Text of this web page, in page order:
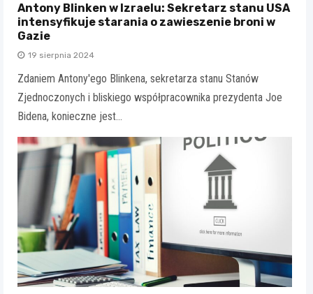
Antony Blinken w Izraelu: Sekretarz stanu USA
intensyfikuje starania o zawieszenie broni w
Gazie
19 sierpnia 2024
Zdaniem Antony'ego Blinkena, sekretarza stanu Stanów
Zjednoczonych i bliskiego współpracownika prezydenta Joe
Bidena, konieczne jest…